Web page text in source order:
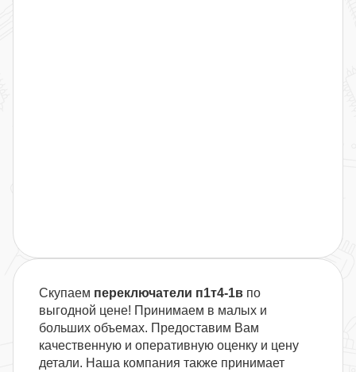
Скупаем переключатели п1т4-1в по
выгодной цене! Принимаем в малых и
больших объемах. Предоставим Вам
качественную и оперативную оценку и цену
детали. Наша компания также принимает